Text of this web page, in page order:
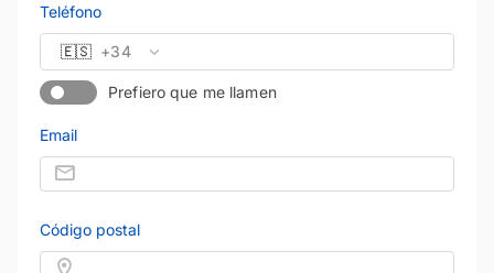
Teléfono
🇪🇸 +34
Prefiero que me llamen
Email
Código postal